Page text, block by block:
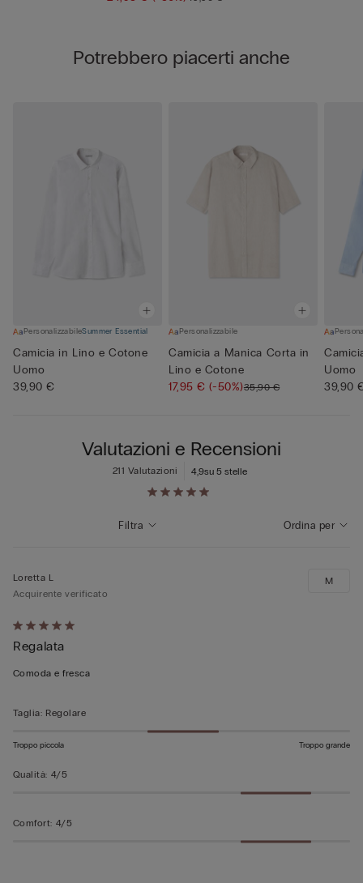
Potrebbero piacerti anche
PersonalizzabileSummer Essential
Camicia in Lino e Cotone
Uomo
39,90 €
Personalizzabile
Camicia a Manica Corta in
Lino e Cotone
17,95 €(-50%)35,90 €
Uomo
39,90
Valutazioni e Recensioni
4,9su 5 stelle
211 Valutazioni
Ordina per
Filtra
Valutato
5
su
Loretta L
Acquirente verificato
Regalata
Comoda e fresca
M
Taglia: Regolare
Troppo piccola Troppo grande
Qualità: 4/5
Comfort: 4/5